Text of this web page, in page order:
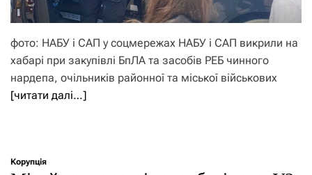
фото: НАБУ і САП у соцмережах НАБУ і САП викрили на
хабарі при закупівлі БпЛА та засобів РЕБ чинного
нардепа, очільників районної та міської військових
[читати далі…]
Корупція